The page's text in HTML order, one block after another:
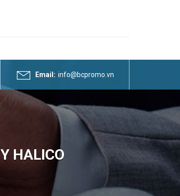
Email: info@bcpromo.vn
HALICO